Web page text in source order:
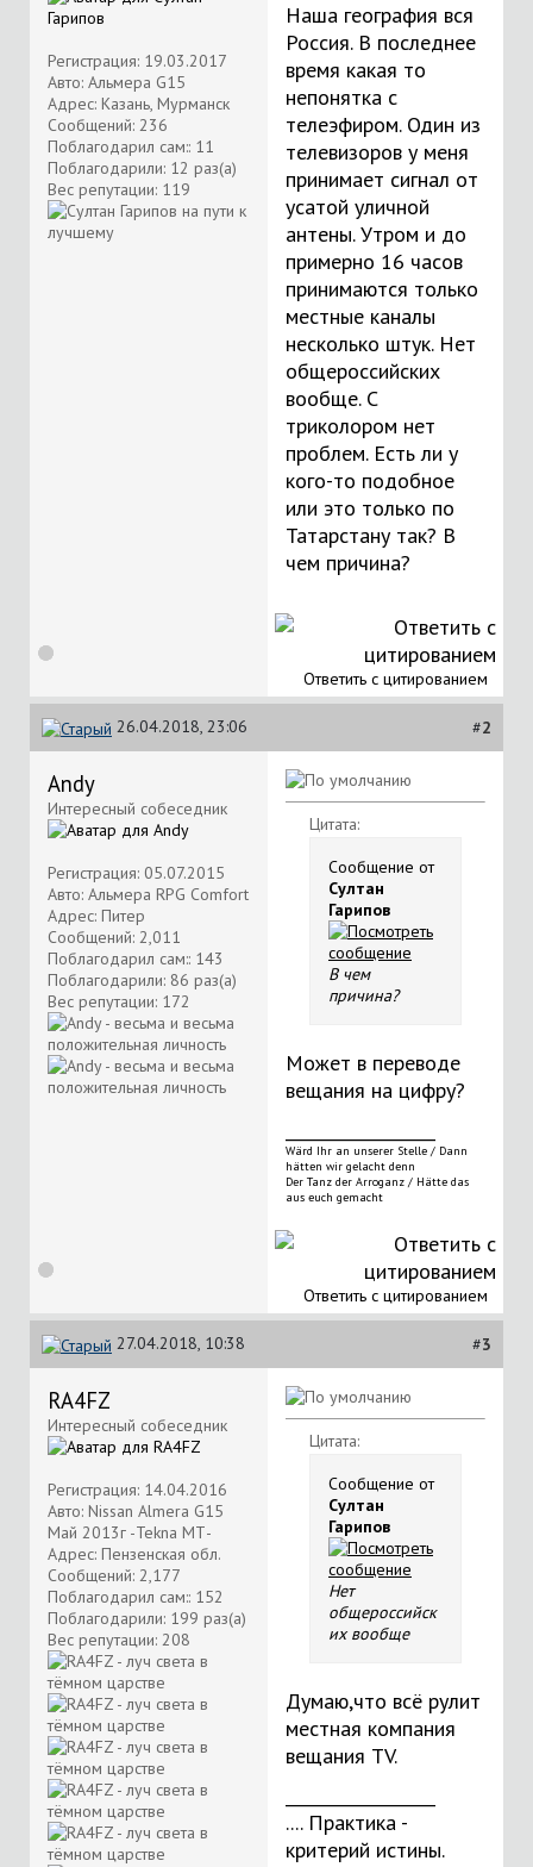
Регистрация: 19.03.2017
Авто: Альмера G15
Адрес: Казань, Мурманск
Сообщений: 236
Поблагодарил сам:: 11
Поблагодарили: 12 раз(а)
Вес репутации: 119
Наша география вся
Россия. В последнее
время какая то
непонятка с
телеэфиром. Один из
телевизоров у меня
принимает сигнал от
усатой уличной
антены. Утром и до
примерно 16 часов
принимаются только
местные каналы
несколько штук. Нет
общероссийских
вообще. С
триколором нет
проблем. Есть ли у
кого-то подобное
или это только по
Татарстану так? В
чем причина?
Ответить с цитированием
26.04.2018, 23:06 #2
Andy
Интересный собеседник
Регистрация: 05.07.2015
Авто: Альмера RPG Comfort
Адрес: Питер
Сообщений: 2,011
Поблагодарил сам:: 143
Поблагодарили: 86 раз(а)
Вес репутации: 172
Цитата:
Сообщение от
Султан
Гарипов
В чем
причина?
Может в переводе
вещания на цифру?
Wärd Ihr an unserer Stelle / Dann
hätten wir gelacht denn
Der Tanz der Arroganz / Hätte das
aus euch gemacht
Ответить с цитированием
27.04.2018, 10:38 #3
RA4FZ
Интересный собеседник
Регистрация: 14.04.2016
Авто: Nissan Almera G15
Май 2013г -Tekna МТ-
Адрес: Пензенская обл.
Сообщений: 2,177
Поблагодарил сам:: 152
Поблагодарили: 199 раз(а)
Вес репутации: 208
Цитата:
Сообщение от
Султан
Гарипов
Нет
общероссийск
их вообще
Думаю,что всё рулит
местная компания
вещания ТV.
.... Практика -
критерий истины.